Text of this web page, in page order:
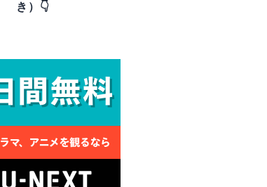
き）👇